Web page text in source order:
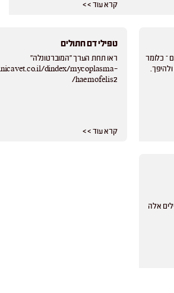
קרא עוד > >
– כלומר
טפילי דם חתולים
ראו תחת הערך "המוברטונלה"
dindex/mycoplasma-
haemofelis2/
קרא עוד > >
אלה